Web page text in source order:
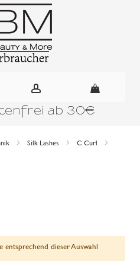
ab 30€
Silk Lashes
C Curl
dieser Auswahl